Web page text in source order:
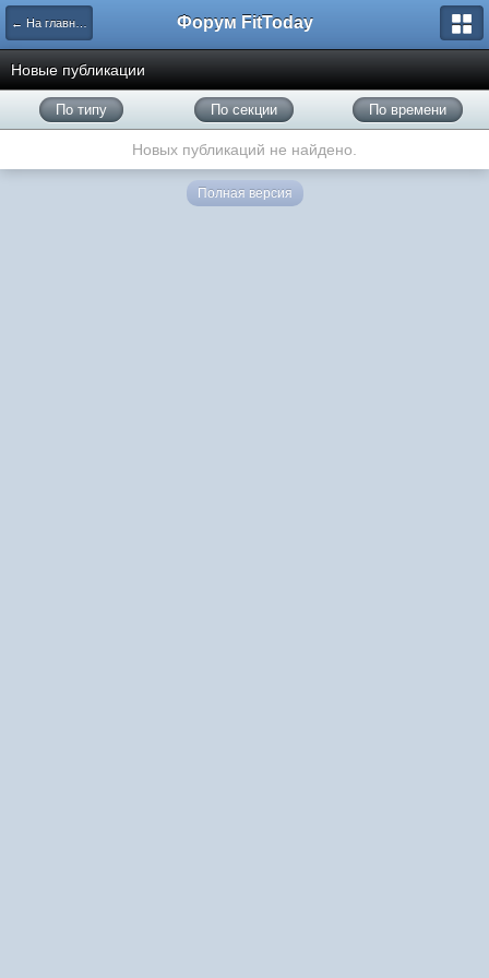
← На главную Форум FitToday
Новые публикации
По типу По секции По времени
Новых публикаций не найдено.
Полная версия